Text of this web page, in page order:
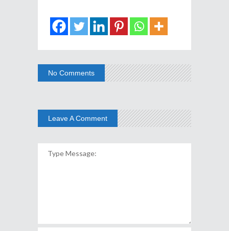
No Comments
Leave A Comment